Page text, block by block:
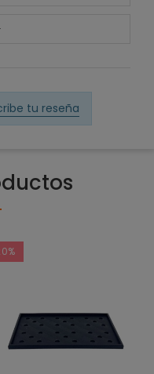
tu reseña